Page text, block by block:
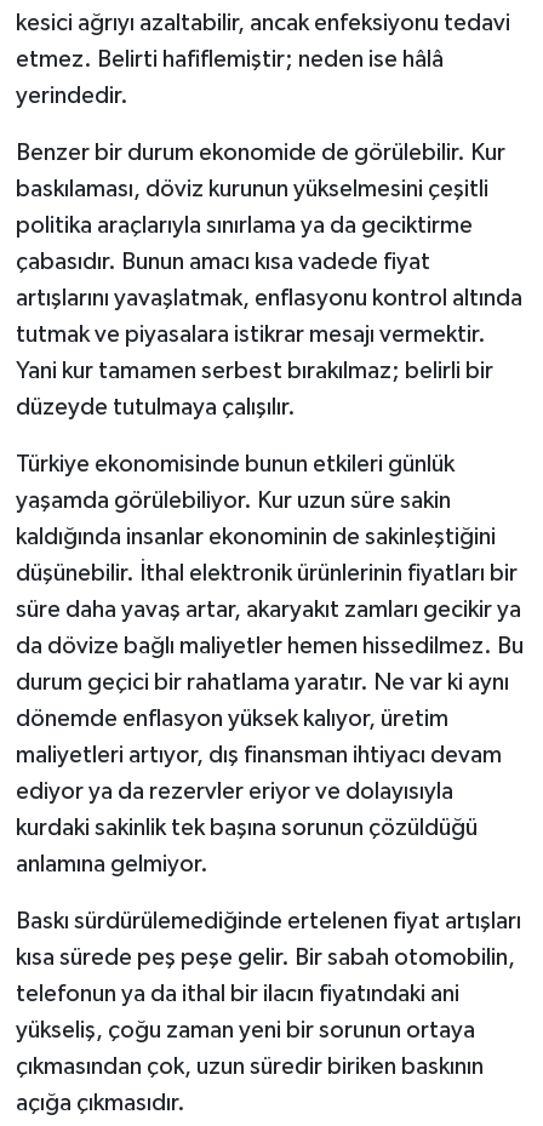
kesici ağrıyı azaltabilir, ancak enfeksiyonu tedavi
etmez. Belirti hafiflemiştir; neden ise hâlâ
yerindedir.
Benzer bir durum ekonomide de görülebilir. Kur
baskılaması, döviz kurunun yükselmesini çeşitli
politika araçlarıyla sınırlama ya da geciktirme
çabasıdır. Bunun amacı kısa vadede fiyat
artışlarını yavaşlatmak, enflasyonu kontrol altında
tutmak ve piyasalara istikrar mesajı vermektir.
Yani kur tamamen serbest bırakılmaz; belirli bir
düzeyde tutulmaya çalışılır.
Türkiye ekonomisinde bunun etkileri günlük
yaşamda görülebiliyor. Kur uzun süre sakin
kaldığında insanlar ekonominin de sakinleştiğini
düşünebilir. İthal elektronik ürünlerinin fiyatları bir
süre daha yavaş artar, akaryakıt zamları gecikir ya
da dövize bağlı maliyetler hemen hissedilmez. Bu
durum geçici bir rahatlama yaratır. Ne var ki aynı
dönemde enflasyon yüksek kalıyor, üretim
maliyetleri artıyor, dış finansman ihtiyacı devam
ediyor ya da rezervler eriyor ve dolayısıyla
kurdaki sakinlik tek başına sorunun çözüldüğü
anlamına gelmiyor.
Baskı sürdürülemediğinde ertelenen fiyat artışları
kısa sürede peş peşe gelir. Bir sabah otomobilin,
telefonun ya da ithal bir ilacın fiyatındaki ani
yükseliş, çoğu zaman yeni bir sorunun ortaya
çıkmasından çok, uzun süredir biriken baskının
açığa çıkmasıdır.